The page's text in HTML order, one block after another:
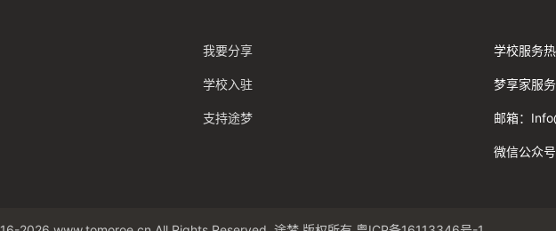
我要分享
学校入驻
支持途梦
学校服务
梦享家服
邮箱：
微信公众